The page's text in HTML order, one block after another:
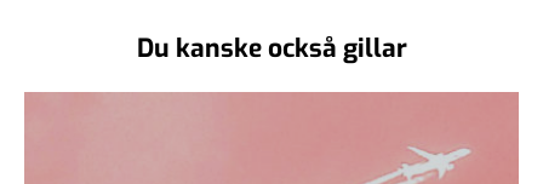
Du kanske också gillar